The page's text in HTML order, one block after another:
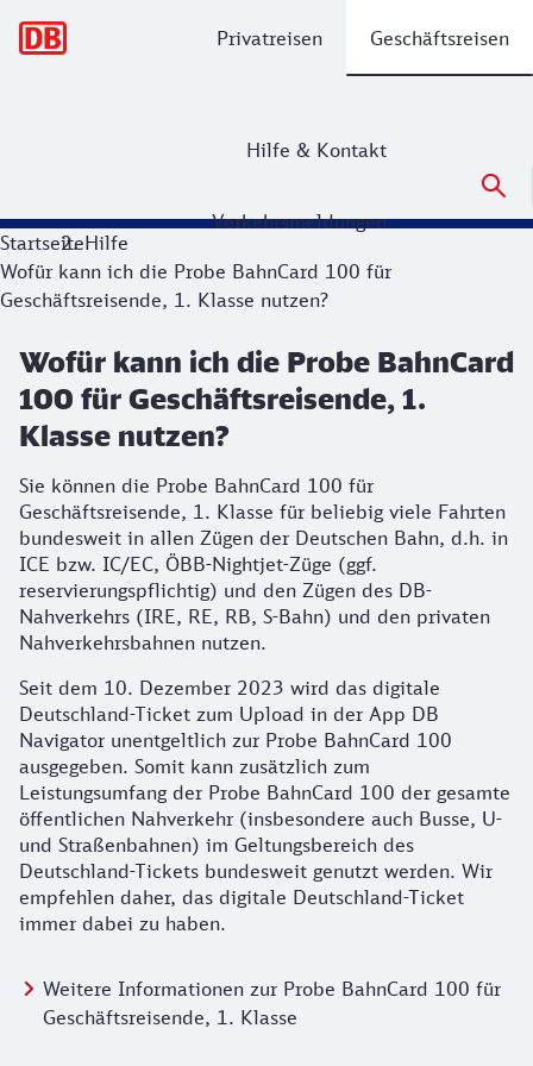
Privatreisen Geschäftsreisen
Hilfe & Kontakt
Verkehrsmeldungen
StartseiteHilfe
Wofür kann ich die Probe BahnCard 100 für
Geschäftsreisende, 1. Klasse nutzen?
Wofür kann ich die Probe BahnCard
100 für Geschäftsreisende, 1.
Klasse nutzen?
Sie können die Probe BahnCard 100 für
Geschäftsreisende, 1. Klasse für beliebig viele Fahrten
bundesweit in allen Zügen der Deutschen Bahn, d.h. in
ICE bzw. IC/EC, ÖBB-Nightjet-Züge (ggf.
reservierungspflichtig) und den Zügen des DB-
Nahverkehrs (IRE, RE, RB, S-Bahn) und den privaten
Nahverkehrsbahnen nutzen.
Seit dem 10. Dezember 2023 wird das digitale
Deutschland-Ticket zum Upload in der App DB
Navigator unentgeltlich zur Probe BahnCard 100
ausgegeben. Somit kann zusätzlich zum
Leistungsumfang der Probe BahnCard 100 der gesamte
öffentlichen Nahverkehr (insbesondere auch Busse, U-
und Straßenbahnen) im Geltungsbereich des
Deutschland-Tickets bundesweit genutzt werden. Wir
empfehlen daher, das digitale Deutschland-Ticket
immer dabei zu haben.
Weitere Informationen zur Probe BahnCard 100 für
Geschäftsreisende, 1. Klasse